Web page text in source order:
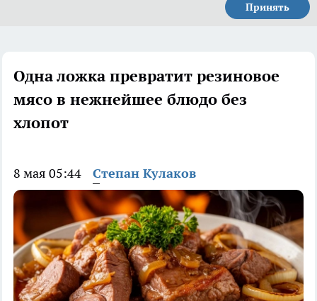
Принять
Одна ложка превратит резиновое
мясо в нежнейшее блюдо без
хлопот
8 мая 05:44 Степан Кулаков